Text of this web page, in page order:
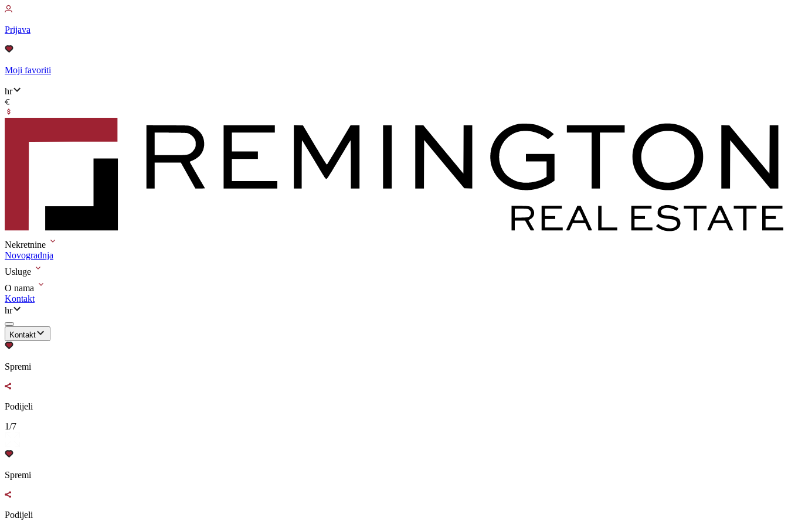
Prijava
Moji favoriti
hr
Nekretnine
Novogradnja
Usluge
O nama
Kontakt
hr
Kontakt
Spremi
Podijeli
1/7
Spremi
Podijeli